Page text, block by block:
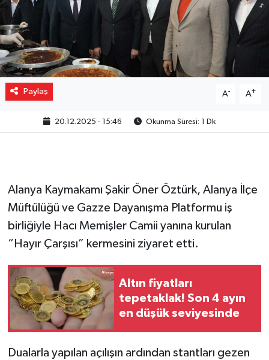
Paylaş A- A+
20.12.2025 - 15:46 Okunma Süresi: 1 Dk
Alanya Kaymakamı Şakir Öner Öztürk, Alanya İlçe
Müftülüğü ve Gazze Dayanışma Platformu iş
birliğiyle Hacı Memişler Camii yanına kurulan
“Hayır Çarşısı” kermesini ziyaret etti.
Altın fiyatları
tepetaklak! Son 4 ayın
en düşük seviyesinde
Dualarla yapılan açılışın ardından stantları gezen
Spor
Turizm